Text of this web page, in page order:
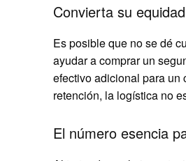
Convierta su
Es posible que no se dé
ayudar a comprar un
efectivo adicional para un
retención, la logística no
El número esencia